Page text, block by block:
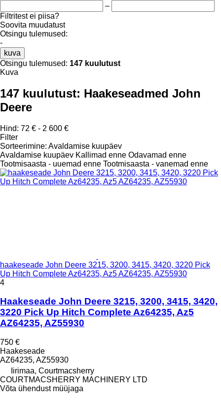
–
Filtritest ei piisa?
Soovita muudatust
Otsingu tulemused:
-
kuva
Otsingu tulemused: 147 kuulutust
Kuva
147 kuulutust: Haakeseadmed John
Deere
Hind: 72 € - 2 600 €
Filter
Sorteerimine: Avaldamise kuupäev
Avaldamise kuupäev Kallimad enne Odavamad enne
Tootmisaasta - uuemad enne Tootmisaasta - vanemad enne
haakeseade John Deere 3215, 3200, 3415, 3420, 3220 Pick
Up Hitch Complete Az64235, Az5 AZ64235, AZ55930
4
Haakeseade John Deere 3215, 3200, 3415, 3420,
3220 Pick Up Hitch Complete Az64235, Az5
AZ64235, AZ55930
750 €
Haakeseade
AZ64235, AZ55930
Iirimaa, Courtmacsherry
COURTMACSHERRY MACHINERY LTD
Võta ühendust müüjaga